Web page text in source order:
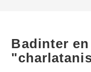
Badinter